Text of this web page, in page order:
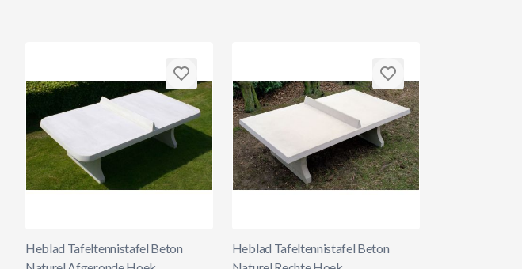
Heblad Tafeltennistafel Beton
Heblad Tafeltennistafel Beton